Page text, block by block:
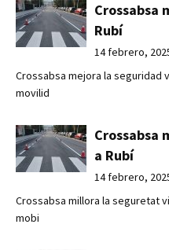
Crossabsa
Rubí
14 febrero,
Crossabsa mejora la seguridad
movilid
Crossabsa
a Rubí
14 febrero,
Crossabsa millora la seguretat
mobi